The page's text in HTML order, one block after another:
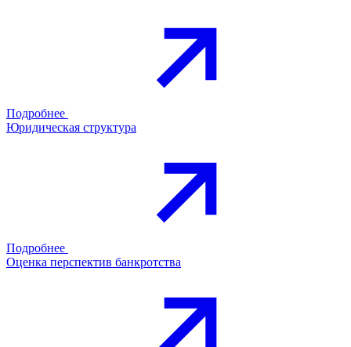
Подробнее
Юридическая структура
Подробнее
Оценка перспектив банкротства